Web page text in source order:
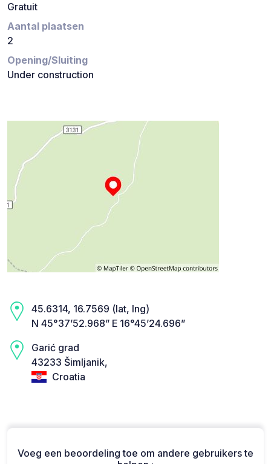
Gratuit
Aantal plaatsen
2
Opening/Sluiting
Under construction
45.6314, 16.7569 (lat, lng)
N 45°37’52.968” E 16°45’24.696”
Garić grad
43233 Šimljanik,
Croatia
Voeg een beoordeling toe om andere gebruikers te